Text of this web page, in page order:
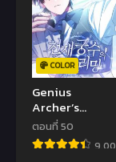
COLOR
Genius
Archer’s
Streaming
ตอนที่ 50
9.00